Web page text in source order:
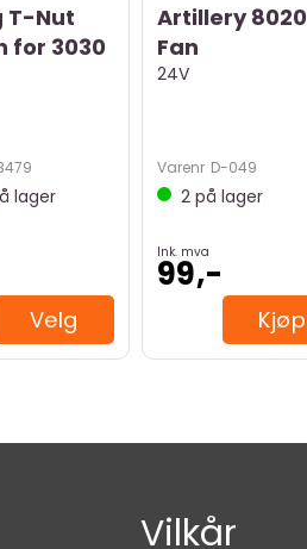
T-Nut
for 3030
lager
Velg
Artillery 8020
Fan
24V
Varenr D-049
2på lager
Ink. mva
99,-
Kjøp
Vilkår